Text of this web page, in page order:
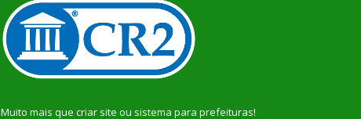
Muito mais que criar site ou sistema para prefeituras!